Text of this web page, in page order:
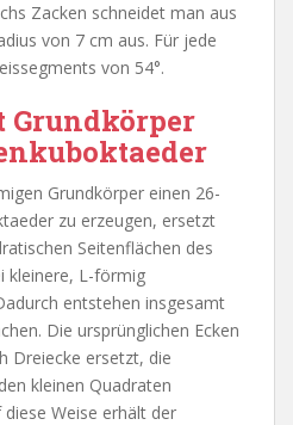
Zacken schneidet man aus
von 7 cm aus. Für jede
von 54°.
Grundkörper
Grundkörper einen 26-
zu erzeugen, ersetzt
Seitenflächen des
kleinere, L-förmig
entstehen insgesamt
Die ursprünglichen Ecken
Dreiecke ersetzt, die
kleinen Quadraten
Weise erhält der